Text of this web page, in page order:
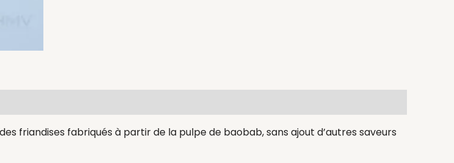
friandises fabriqués à partir de la pulpe de baobab, sans ajout d’autres saveurs